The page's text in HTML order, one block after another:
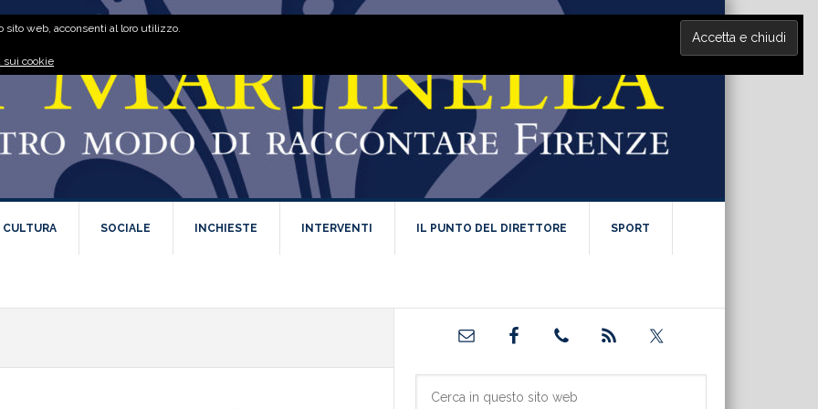
CULTURA SOCIALE INCHIESTE INTERVENTI IL PUNTO DEL DIRETTORE SPORT
Barra
primaria
web, acconsenti al loro utilizzo.
sui cookie